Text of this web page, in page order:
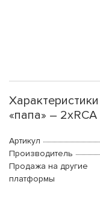
«папа» –
Артикул
Производитель
Продажа на другие
платформы